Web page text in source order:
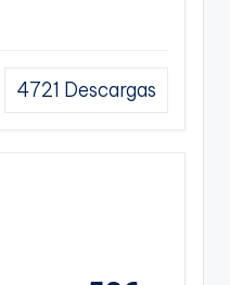
4721 Descargas